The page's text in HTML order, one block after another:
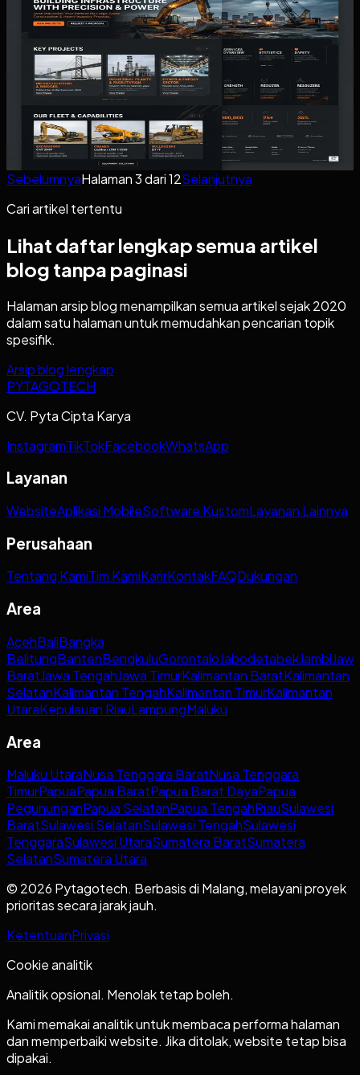
Website Profil Bisnis untuk Distributor
dan Manufaktur: Halaman Apa yang
Wajib Ada Agar Terlihat Profesional?
Panduan menyusun website profil bisnis distributor dan
manufaktur agar terlihat profesional, mudah dipercaya,
dan tidak berhenti di halaman profil bisnis yang kosong.
11 Maret 2026
Baca artikel
SebelumnyaHalaman3dari12Selanjutnya
Cari artikel tertentu
Lihat daftar lengkap semua artikel
blog tanpa paginasi
Halaman arsip blog menampilkan semua artikel sejak 2020
dalam satu halaman untuk memudahkan pencarian topik
spesifik.
Arsip blog lengkap
PYTAGOTECH
CV. Pyta Cipta Karya
InstagramTikTokFacebookWhatsApp
Layanan
WebsiteAplikasi MobileSoftware KustomLayanan Lainnya
Perusahaan
Tentang KamiTim KamiKarirKontakFAQDukungan
Area
AcehBaliBangka
BelitungBantenBengkuluGorontaloJabodetabekJambi
BaratJawa TengahJawa TimurKalimantan BaratKalimantan
SelatanKalimantan TengahKalimantan TimurKalimantan
UtaraKepulauan RiauLampungMaluku
Area
Maluku UtaraNusa Tenggara BaratNusa Tenggara
TimurPapuaPapua BaratPapua Barat DayaPapua
PegununganPapua SelatanPapua TengahRiauSulawesi
BaratSulawesi SelatanSulawesi TengahSulawesi
TenggaraSulawesi UtaraSumatera BaratSumatera
SelatanSumatera Utara
© 2026 Pytagotech. Berbasis di Malang, melayani proyek
prioritas secara jarak jauh.
KetentuanPrivasi
Cookie analitik
Analitik opsional. Menolak tetap boleh.
Kami memakai analitik untuk membaca performa halaman
dan memperbaiki website. Jika ditolak, website tetap bisa
dipakai.